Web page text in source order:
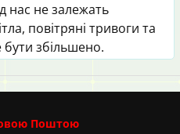
нас не залежать
повітряні тривоги та
бути збільшено.
Поштою